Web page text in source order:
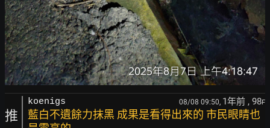
推
koenigs 08/08 09:50, 1年前 , 98F
藍白不遺餘力抹黑 成果是看得出來的 市民眼睛也